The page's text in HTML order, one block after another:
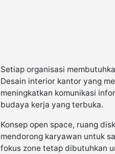
Setiap organisasi
Desain interior kantor yang
meningkatkan komunikasi
budaya kerja yang terbuka.
Konsep open space, ruang
mendorong karyawan untuk
fokus zone tetap dibutuhkan